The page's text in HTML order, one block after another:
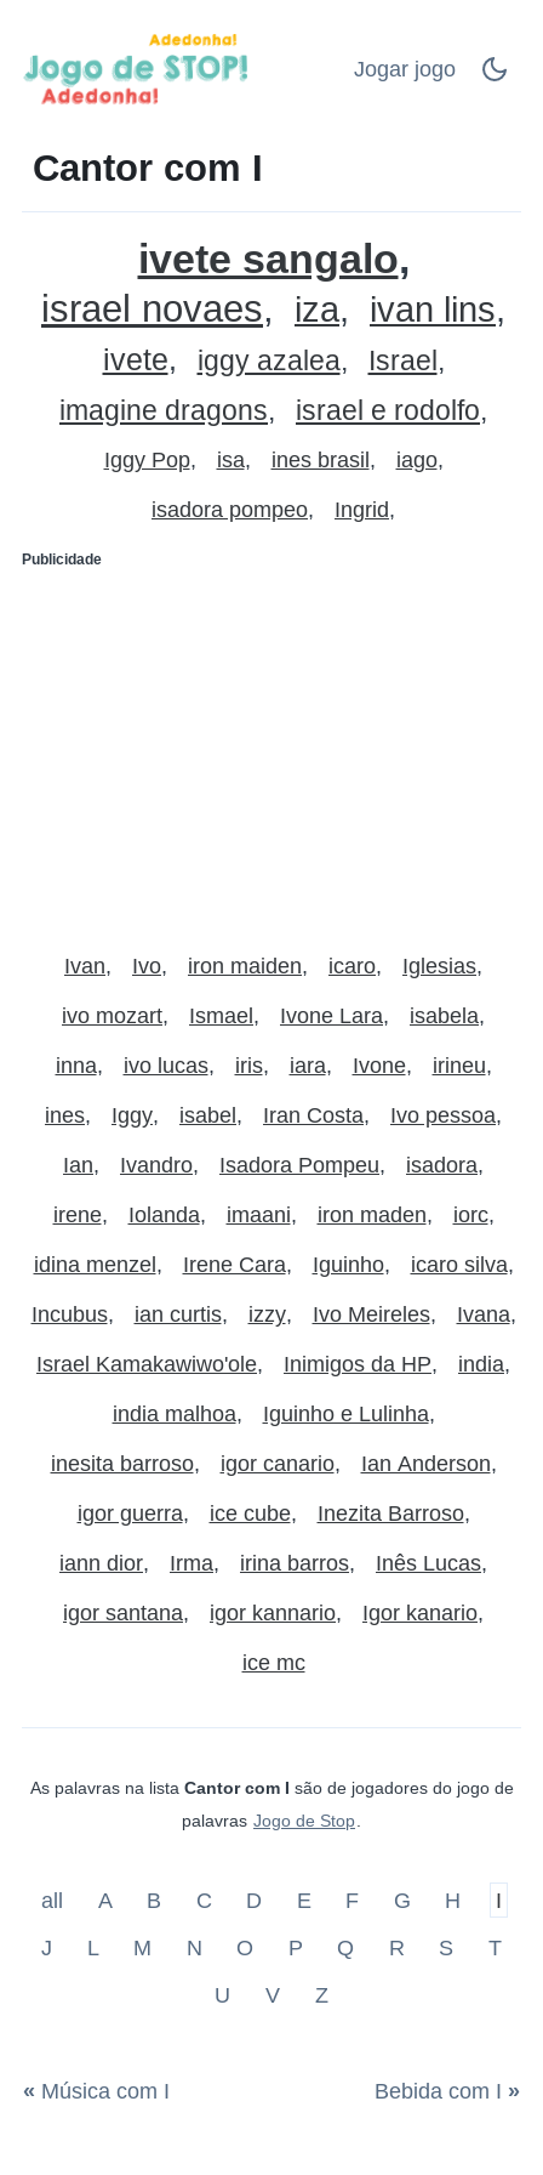
Jogar jogo
Cantor com I
ivete sangalo
israel novaes iza ivan lins
ivete iggy azalea
Israel
imagine dragons
israel e rodolfo
Iggy Pop isa ines brasil iago
isadora pompeo Ingrid
Publicidade
Ivan Ivo iron maiden icaro Iglesias
ivo mozart Ismael Ivone Lara isabela
inna ivo lucas iris iara Ivone irineu
ines Iggy isabel Iran Costa Ivo pessoa
Ian Ivandro Isadora Pompeu isadora
irene Iolanda imaani iron maden iorc
idina menzel Irene Cara Iguinho icaro silva
Incubus ian curtis izzy Ivo Meireles Ivana
Israel Kamakawiwo'ole Inimigos da HP india
india malhoa Iguinho e Lulinha
inesita barroso igor canario Ian Anderson
igor guerra ice cube Inezita Barroso
iann dior Irma irina barros Inês Lucas
igor santana igor kannario Igor kanario
ice mc
As palavras na lista Cantor com I são de jogadores do jogo de
palavras Jogo de Stop
all A B C D E F G H
I
J
L M N O P Q R S
T
U
V Z
« Música com I Bebida com I »